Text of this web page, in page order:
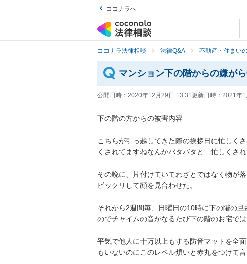
ココナラへ
ココナラ法律相談 法律Q&A 不動産・住まい
マンション下の階からの嫌が
公開日時： 2020年12月29日 13:31更新日時： 2021年1
下の階の方からの被害内容
こちらが引っ越してきた際の挨拶日に忙しく
くされてますねなんかバタバタと…忙しくさ
その晩に、片付けていてわざとではなく物が
ビックリして顔を見合わせた。
それから2週間毎、日曜日の10時に下の階の
のでチャイムの音がなるたび下の階のお宅で
平気で他人に十万以上もする防音マットを全
もいないのにこのレベル煩いと赤丸をつけて